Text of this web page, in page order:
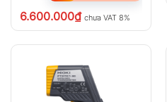
6.600.000₫ chưa VAT 8%